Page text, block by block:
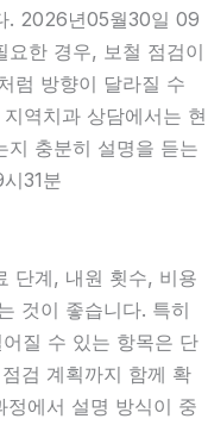
. 2026년05월30일 09
요한 경우, 보철 점검이
럼 방향이 달라질 수
역치과 상담에서는 현
지 충분히 설명을 듣는
31분
단계, 내원 횟수, 비용
것이 좋습니다. 특히
질 수 있는 항목은 단
검 계획까지 함께 확
정에서 설명 방식이 중